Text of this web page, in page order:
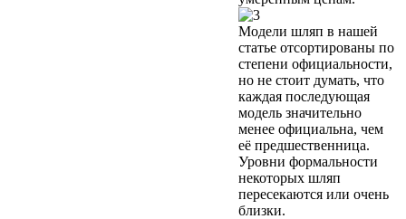
Модели шляп в нашей
статье отсортированы по
степени официальности,
но не стоит думать, что
каждая последующая
модель значительно
менее официальна, чем
её предшественница.
Уровни формальности
некоторых шляп
пересекаются или очень
близки.